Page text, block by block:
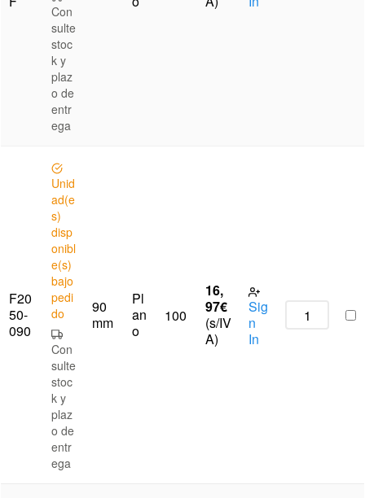
Con
sulte
stoc
k y
plaz
o de
entr
ega
F20
50-
090
Unid
ad(e
s)
disp
onibl
e(s)
bajo
pedi
do
Con
sulte
stoc
k y
plaz
o de
entr
ega
90
mm
Pl
an
o
100
16,
97€
(s/IV
A)
Sig
n
In